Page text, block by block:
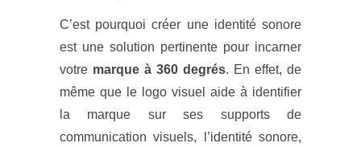
C’est pourquoi créer une identité sonore
est une solution pertinente pour incarner
votre marque à 360 degrés. En effet, de
même que le logo visuel aide à identifier
la marque sur ses supports de
communication visuels, l’identité sonore,